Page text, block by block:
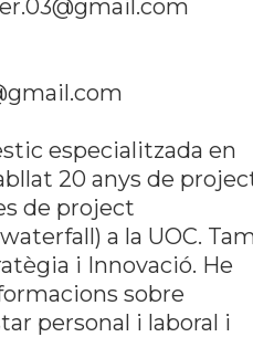
especialitzada en
20 anys de
de project
a la UOC.
i Innovació. He
sobre
personal i laboral i